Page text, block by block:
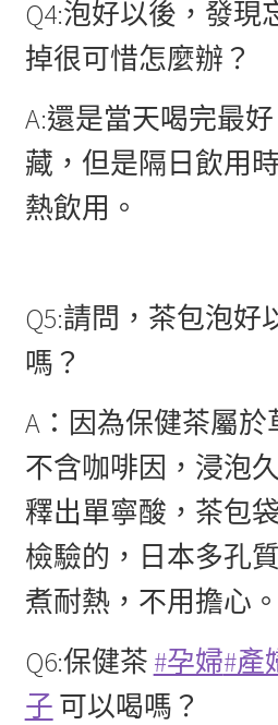
Q4:泡好以後，發現
掉很可惜怎麼辦？
A:還是當天喝完最
藏，但是隔日飲用
熱飲用。
Q5:請問，茶包泡好
嗎？
A：因為保健茶屬
不含咖啡因，浸泡
釋出單寧酸，茶包
檢驗的，日本多孔
煮耐熱，不用擔心。
Q6:保健茶 #孕婦#產
子 可以喝嗎？